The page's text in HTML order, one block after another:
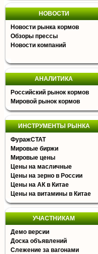
НОВОСТИ
Новости рынка кормов
Обзоры прессы
Новости компаний
АНАЛИТИКА
Российский рынок кормов
Мировой рынок кормов
ИНСТРУМЕНТЫ РЫНКА
ФуражСТАТ
Мировые биржи
Мировые цены
Цены на масличные
Цены на зерно в России
Цены на АК в Китае
Цены на витамины в Китае
УЧАСТНИКАМ
Демо версии
Доска объявлений
Слежение за вагонами